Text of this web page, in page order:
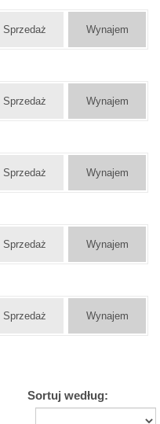
Sprzedaż Wynajem
Sprzedaż Wynajem
Sprzedaż Wynajem
Sprzedaż Wynajem
Sprzedaż Wynajem
Sortuj według: